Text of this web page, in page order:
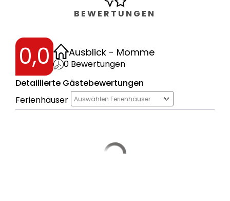
Garten
Terrasse
Umzäuntes
grundstück E-auto-laden
Schlafzimmer
BEWERTUNGEN
0,0 Ausblick - Momme
0 Bewertungen
Detaillierte Gästebewertungen
Ferienhäuser
Auswählen Ferienhäuser